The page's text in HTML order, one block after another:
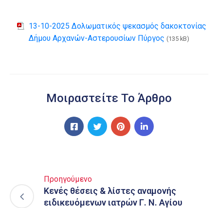
13-10-2025 Δολωματικός ψεκασμός δακοκτονίας
Δήμου Αρχανών-Αστερουσίων Πύργος (135 kB)
Μοιραστείτε Το Άρθρο
Προηγούμενο
Κενές θέσεις & λίστες αναμονής
ειδικευόμενων ιατρών Γ. Ν. Αγίου